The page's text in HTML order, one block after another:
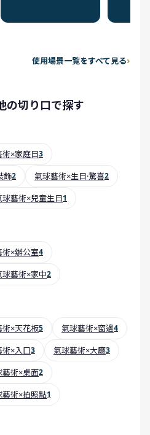
使用場景一覧をすべて見る
の切り口で探す
×家庭日3
飾2 氣球藝術×生日·驚喜2
球藝術×兒童生日1
×辦公室4
球藝術×家中2
術×天花板5 氣球藝術×窗邊4
×入口3 氣球藝術×大廳3
藝術×桌面2
藝術×拍照點1